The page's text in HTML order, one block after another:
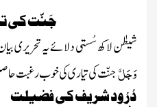
جَنّت کی
شیطٰن لاکھ سُستی دلائے یہ تحریری
وَجَلَّجنّت کی تیاری کی خوب رغبت
دُرُود شریف کی فضیلت